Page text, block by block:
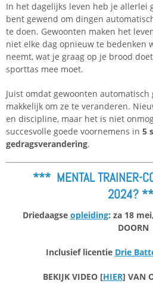
In het dagelijks leven heb je allerlei
bent gewend om dingen
te doen. Gewoonten maken het
niet elke dag opnieuw te bedenken
neemt, wat je graag op je brood
sporttas mee moet.
Juist omdat gewoonten
makkelijk om ze te veranderen.
en discipline, maar het is niet
succesvolle goede voornemens in 5
gedragsverandering.
*** MENTAL TRAINER-
2024?
Driedaagse opleiding: za 18
DOORN
Inclusief licentie Drie
BEKIJK VIDEO [HIER] VAN